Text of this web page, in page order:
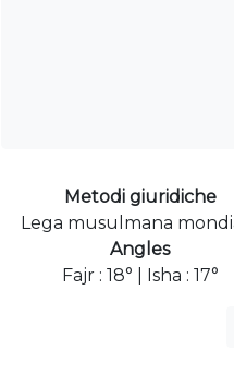
Metodi giuridiche
Lega musulmana
Angles
Fajr : 18° | Isha : 17°